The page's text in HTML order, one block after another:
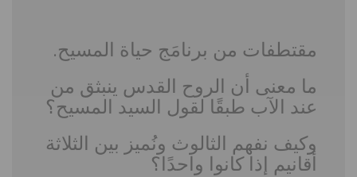
مقتطفات من برنامَج حياة المسيح.
ما معنى أن الروح القدس ينبثق من
عند الآب طبقًا لقول السيد المسيح؟
وكيف نفهم الثالوث ونُميز بين الثلاثة
أقانيم إذا كانوا واحدًا؟